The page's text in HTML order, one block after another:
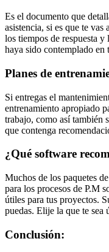
Es el documento que
asistencia, si es que te
los tiempos de respuesta y
haya sido contemplado en
Planes de
Si entregas el
entrenamiento apropiado
trabajo, como así también
que contenga
¿Qué software
Muchos de los paquetes
para los procesos de P.M
útiles para tus proyectos.
puedas. Elije la que te
Conclusión: